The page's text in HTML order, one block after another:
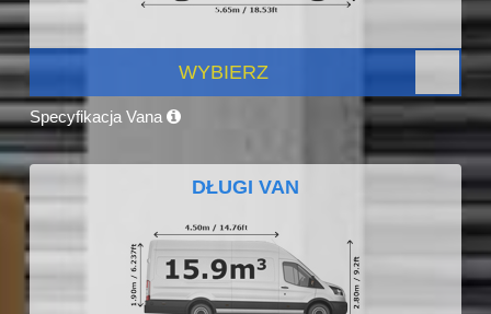
WYBIERZ
Specyfikacja Vana
DŁUGI VAN